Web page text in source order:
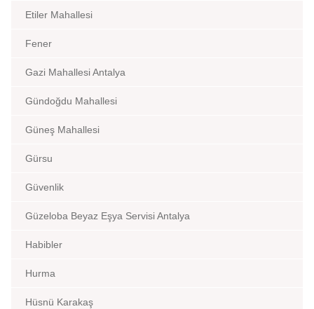
Etiler Mahallesi
Fener
Gazi Mahallesi Antalya
Gündoğdu Mahallesi
Güneş Mahallesi
Gürsu
Güvenlik
Güzeloba Beyaz Eşya Servisi Antalya
Habibler
Hurma
Hüsnü Karakaş